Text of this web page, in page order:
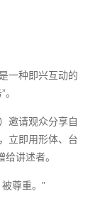
一种即兴互动的
邀请观众分享自
立即用形体、台
讲述者。
尊重。”